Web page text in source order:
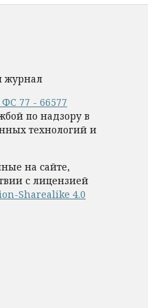
журнал
77 - 66577
по надзору в
технологий и
на сайте,
с лицензией
Sharealike 4.0